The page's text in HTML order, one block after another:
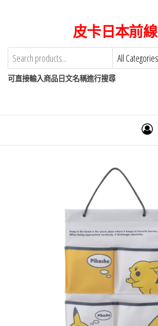
content
皮卡日本前線
可直接輸入商品日文名稱進行搜尋